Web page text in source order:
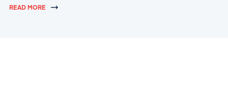
lei.
READ MORE